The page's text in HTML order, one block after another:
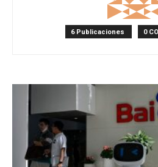
6 Publicaciones 0